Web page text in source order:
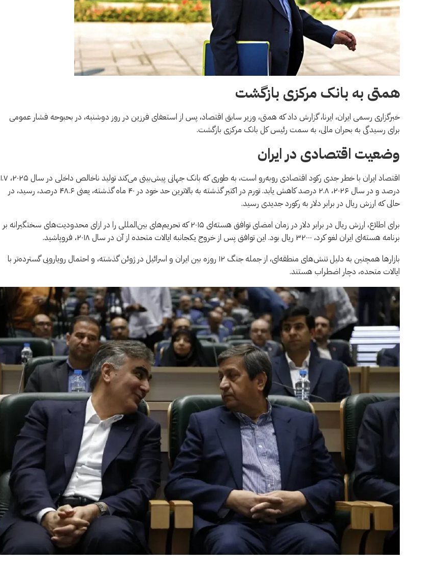
همتی به بانک مرکزی بازگشت
خبرگزاری رسمی ایران، ایرنا، گزارش داد که همتی، وزیر سابق اقتصاد، پس از استعفای فرزین در روز دوشنبه، در بحبوحه فشار عمومی
برای رسیدگی به بحران مالی، به سمت رئیس کل بانک مرکزی بازگشت.
وضعیت اقتصادی در ایران
اقتصاد ایران با خطر جدی رکود اقتصادی روبه‌رو است، به طوری که بانک جهانی پیش‌بینی می‌کند تولید ناخالص داخلی در سال ۲۰۲۵، ۱.۷
درصد و در سال ۲۰۲۶، ۲.۸ درصد کاهش یابد. تورم در اکتبر گذشته به بالاترین حد خود در ۴۰ ماه گذشته، یعنی ۴۸.۶ درصد، رسید، در
حالی که ارزش ریال در برابر دلار به رکورد جدیدی رسید.
برای اطلاع، ارزش ریال در برابر دلار در زمان امضای توافق هسته‌ای ۲۰۱۵ که تحریم‌های بین‌المللی را در ازای محدودیت‌های سختگیرانه بر
برنامه هسته‌ای ایران لغو کرد، ۳۲۰۰۰ ریال بود. این توافق پس از خروج یکجانبه ایالات متحده از آن در سال ۲۰۱۸، فروپاشید.
بازارها همچنین به دلیل تنش‌های منطقه‌ای، از جمله جنگ ۱۲ روزه بین ایران و اسرائیل در ژوئن گذشته، و احتمال رویارویی گسترده‌تر با
ایالات متحده، دچار اضطراب هستند.